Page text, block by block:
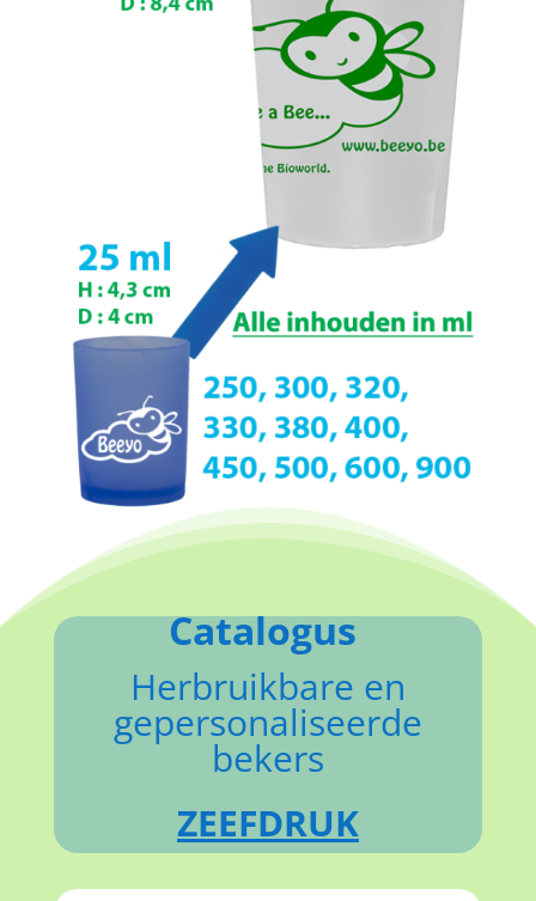
Catalogus
Herbruikbare en
gepersonaliseerde
bekers
ZEEFDRUK